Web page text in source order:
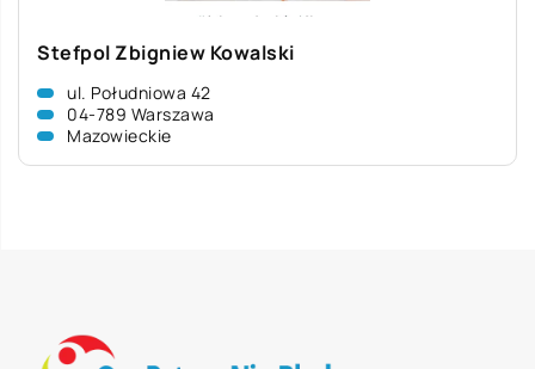
Stefpol Zbigniew Kowalski
ul. Południowa 42
04-789 Warszawa
Mazowieckie